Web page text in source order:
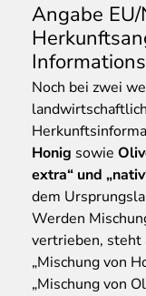
Angabe
Noch bei zwei
Honig sowie
extra“ und
dem
Werden
vertrieben, steht
„Mischung von
„Mischung von